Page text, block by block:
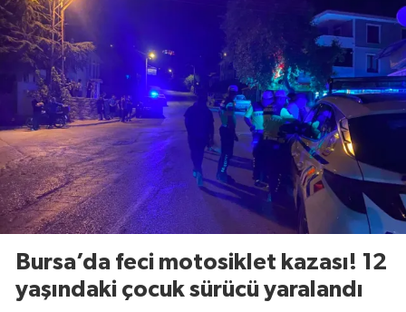
Bursa’da feci motosiklet kazası! 12
yaşındaki çocuk sürücü yaralandı